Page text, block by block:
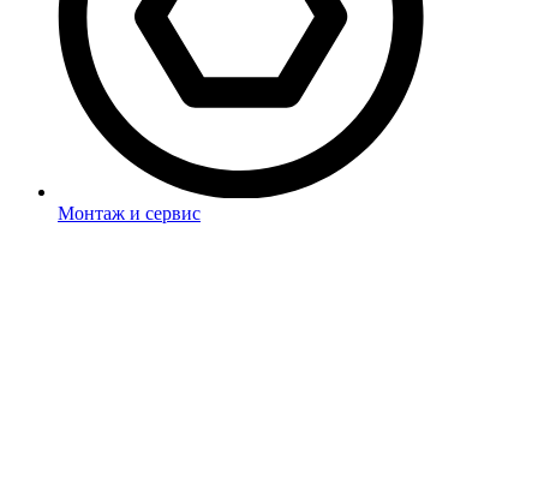
Монтаж и сервис